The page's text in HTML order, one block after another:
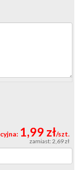
1,99 zł/szt.
zamiast: 2,69 zł